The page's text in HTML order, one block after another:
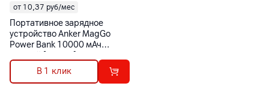
от 10,37 руб/мес
Портативное зарядное
устройство Anker MagGo
Power Bank 10000 мАч
В 1 клик